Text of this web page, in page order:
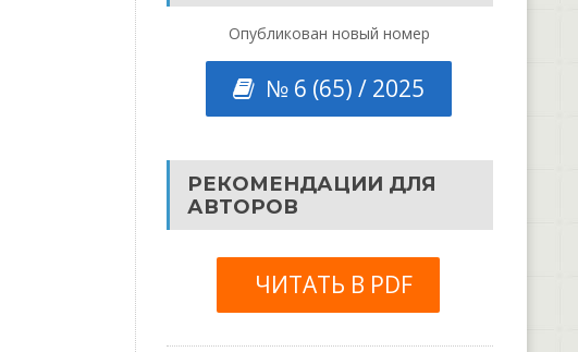
Опубликован новый номер
№ 6 (65) / 2025
РЕКОМЕНДАЦИИ ДЛЯ
АВТОРОВ
ЧИТАТЬ В PDF